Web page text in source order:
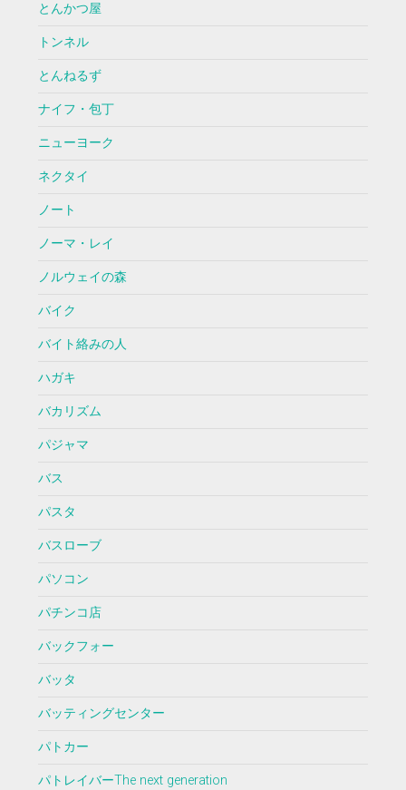
とんかつ屋
トンネル
とんねるず
ナイフ・包丁
ニューヨーク
ネクタイ
ノート
ノーマ・レイ
ノルウェイの森
バイク
バイト絡みの人
ハガキ
バカリズム
パジャマ
バス
パスタ
バスローブ
パソコン
パチンコ店
バックフォー
バッタ
バッティングセンター
パトカー
パトレイバーThe next generation